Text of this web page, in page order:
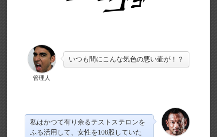
管理人
いつも間にこんな気色の悪い壷が！？
私はかつて有り余るテストステロンを
ふる活用して、女性を108股していた